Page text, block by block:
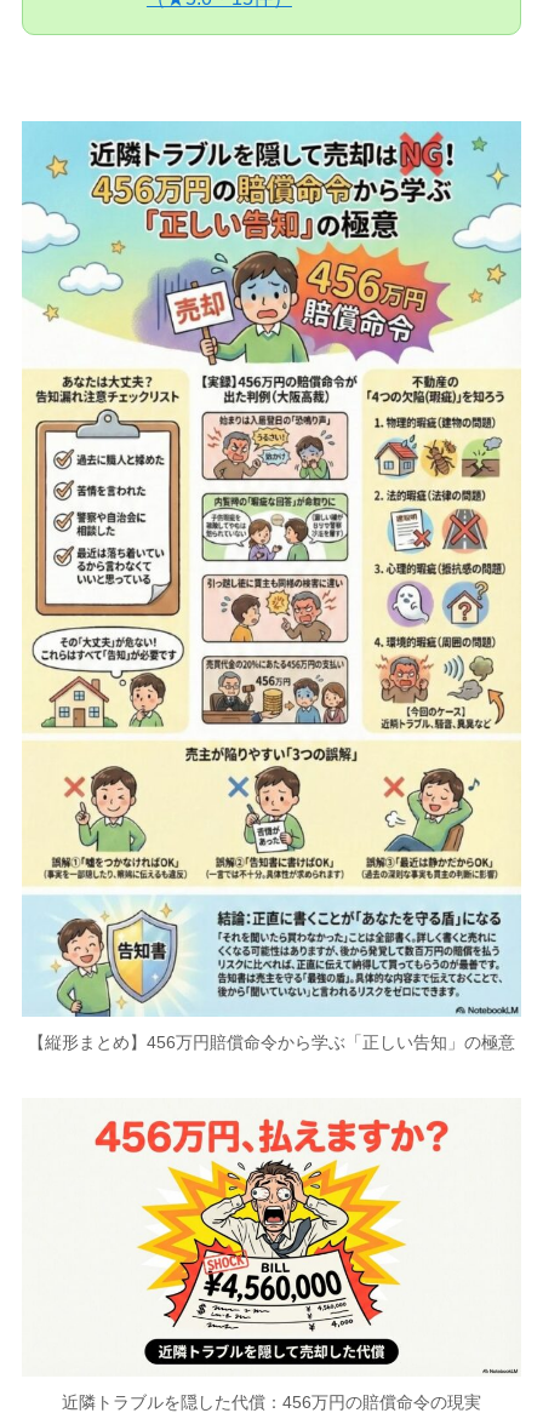
【縦形まとめ】456万円賠償命令から学ぶ「正しい告知」の極意
近隣トラブルを隠した代償：456万円の賠償命令の現実